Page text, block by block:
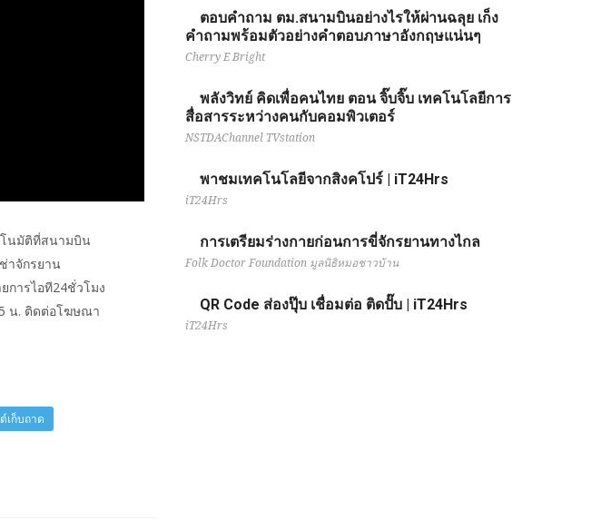
โนมัติที่สนามบิน
าจักรยาน
การไอที24ชั่วโมง
น. ติดต่อโฆษณา
เก็บถาด
ตอบคำถาม ตม.สนามบินอย่างไรให้ผ่านฉลุย เก็ง
คำถามพร้อมตัวอย่างคำตอบภาษาอังกฤษแน่นๆ
Cherry E Bright
พลังวิทย์ คิดเพื่อคนไทย ตอน จิ๊บจิ๊บ เทคโนโลยีการ
สื่อสารระหว่างคนกับคอมพิวเตอร์
NSTDAChannel TVstation
พาชมเทคโนโลยีจากสิงคโปร์ | iT24Hrs
iT24Hrs
การเตรียมร่างกายก่อนการขี่จักรยานทางไกล
Folk Doctor Foundation มูลนิธิหมอชาวบ้าน
QR Code ส่องปุ๊บ เชื่อมต่อ ติดปั๊บ | iT24Hrs
iT24Hrs